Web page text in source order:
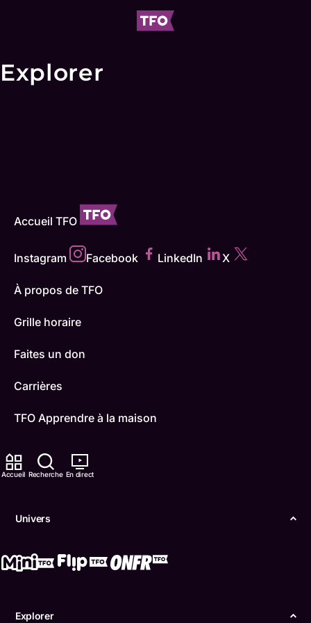
Accueil Recherche En direct
Univers
Explorer
Explorer
Accueil TFO
Instagram Facebook LinkedIn X
À propos de TFO
Grille horaire
Faites un don
Carrières
TFO Apprendre à la maison
Comment nous capter
ONFR
Conditions d'utilisation